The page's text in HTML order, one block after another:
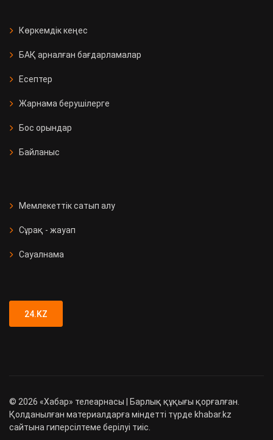
Көркемдік кеңес
БАҚ арналған бағдарламалар
Есептер
Жарнама берушілерге
Бос орындар
Байланыс
Мемлекеттік сатып алу
Сұрақ - жауап
Сауалнама
24.KZ
© 2026 «Хабар» телеарнасы | Барлық құқығы қорғалған.
Қолданылған материалдарға міндетті түрде khabar.kz
сайтына гиперсілтеме берілуі тиіс.